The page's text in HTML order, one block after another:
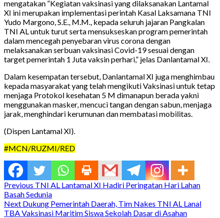
mengatakan “Kegiatan vaksinasi yang dilaksanakan Lantamal
XI ini merupakan implementasi perintah Kasal Laksamana TNI
Yudo Margono, S.E., M.M., kepada seluruh jajaran Pangkalan
TNI AL untuk turut serta mensukseskan program pemerintah
dalam mencegah penyebaran virus corona dengan
melaksanakan serbuan vaksinasi Covid-19 sesuai dengan
target pemerintah 1 Juta vaksin perhari,” jelas Danlantamal XI.
Dalam kesempatan tersebut, Danlantamal XI juga menghimbau
kepada masyarakat yang telah mengikuti Vaksinasi untuk tetap
menjaga Protokol kesehatan 5 M dimanapun berada yakni
menggunakan masker, mencuci tangan dengan sabun, menjaga
jarak, menghindari kerumunan dan membatasi mobilitas.
(Dispen Lantamal XI).
#MCN/RUZMI/RED
Continue
Reading
Previous TNI AL Lantamal XI Hadiri Peringatan Hari Lahan
Basah Sedunia
Next Dukung Pemerintah Daerah, Tim Nakes TNI AL Lanal
TBA Vaksinasi Maritim Siswa Sekolah Dasar di Asahan